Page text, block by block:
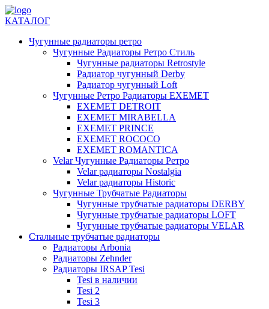
КАТАЛОГ
Чугунные радиаторы ретро
Чугунные Радиаторы Ретро Стиль
Чугунные радиаторы Retrostyle
Радиатор чугунный Derby
Радиатор чугунный Loft
Чугунные Ретро Радиаторы EXEMET
EXEMET DETROIT
EXEMET MIRABELLA
EXEMET PRINCE
EXEMET ROCOCO
EXEMET ROMANTICA
Velar Чугунные Радиаторы Ретро
Velar радиаторы Nostalgia
Velar радиаторы Historic
Чугунные Трубчатые Радиаторы
Чугунные трубчатые радиаторы DERBY
Чугунные трубчатые радиаторы LOFT
Чугунные трубчатые радиаторы VELAR
Стальные трубчатые радиаторы
Радиаторы Arbonia
Радиаторы Zehnder
Радиаторы IRSAP Tesi
Tesi в наличии
Tesi 2
Tesi 3